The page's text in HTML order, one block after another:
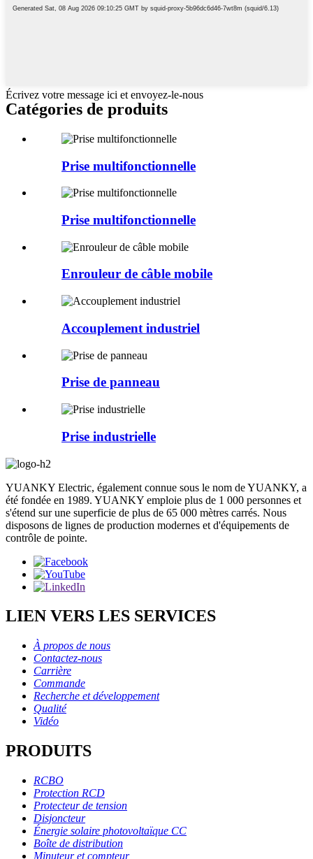
Écrivez votre message ici et envoyez-le-nous
Catégories de produits
Prise multifonctionnelle
Prise multifonctionnelle
Enrouleur de câble mobile
Accouplement industriel
Prise de panneau
Prise industrielle
YUANKY Electric, également connue sous le nom de YUANKY, a
été fondée en 1989. YUANKY emploie plus de 1 000 personnes et
s'étend sur une superficie de plus de 65 000 mètres carrés. Nous
disposons de lignes de production modernes et d'équipements de
contrôle de pointe.
LIEN VERS LES SERVICES
À propos de nous
Contactez-nous
Carrière
Commande
Recherche et développement
Qualité
Vidéo
PRODUITS
RCBO
Protection RCD
Protecteur de tension
Disjoncteur
Énergie solaire photovoltaïque CC
Boîte de distribution
Minuteur et compteur